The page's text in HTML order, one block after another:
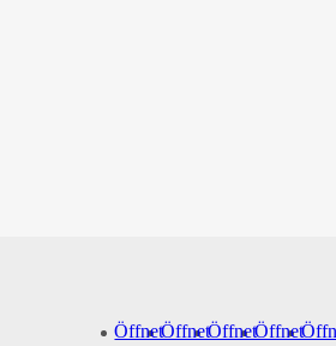
ÖffnetÖffnetÖffnetÖffnet